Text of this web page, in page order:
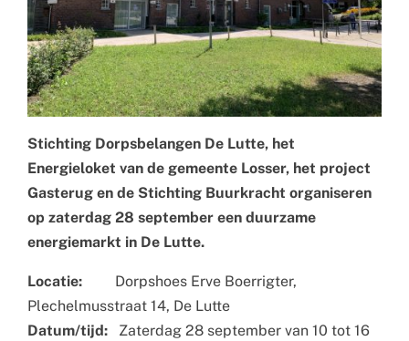
Stichting Dorpsbelangen De Lutte, het
Energieloket van de gemeente Losser, het project
Gasterug en de Stichting Buurkracht organiseren
op zaterdag 28 september een duurzame
energiemarkt in De Lutte.
Locatie:Dorpshoes Erve Boerrigter,
Plechelmusstraat 14, De Lutte
Datum/tijd:Zaterdag 28 september van 10 tot 16